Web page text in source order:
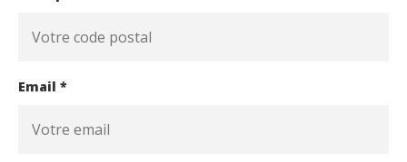
Email *